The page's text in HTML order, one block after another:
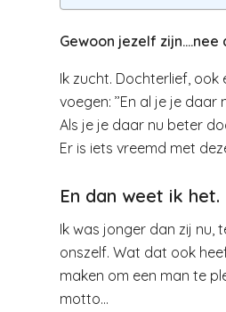
Gewoon jezelf zijn….nee
Ik zucht. Dochterlief,
voegen: ’’En al je je
Als je je daar nu beter
Er is iets vreemd met
En dan weet ik het.
Ik was jonger dan zij nu,
onszelf. Wat dat ook
maken om een man te
motto…